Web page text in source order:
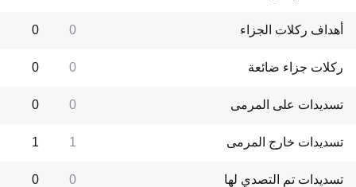
أهداف ركلات الجزاء 0
0
ركلات جزاء ضائعة 0
0
تسديدات على المرمى 0
0
تسديدات خارج المرمى 1
1
تسديدات تم التصدي لها 0
0